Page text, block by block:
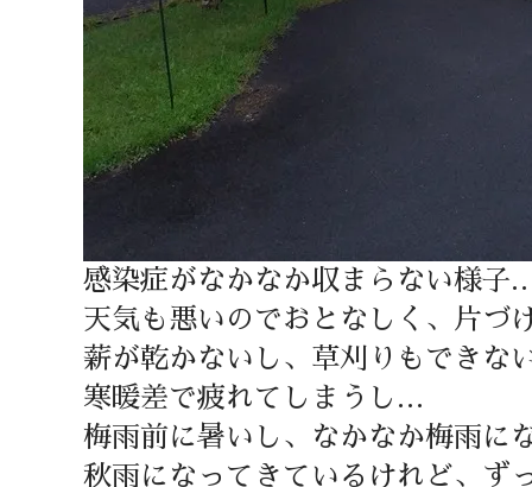
感染症がなかなか収まらない様子
天気も悪いのでおとなしく、片づ
薪が乾かないし、草刈りもできな
寒暖差で疲れてしまうし…
梅雨前に暑いし、なかなか梅雨に
秋雨になってきているけれど、ず